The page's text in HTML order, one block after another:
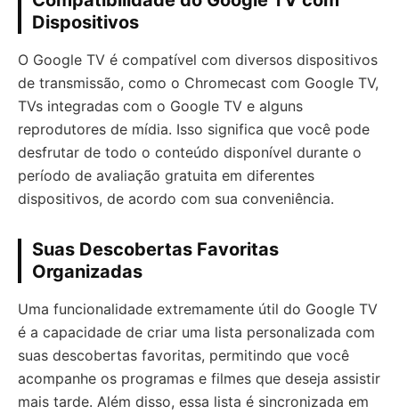
Dispositivos
O Google TV é compatível com diversos dispositivos
de transmissão, como o Chromecast com Google TV,
TVs integradas com o Google TV e alguns
reprodutores de mídia. Isso significa que você pode
desfrutar de todo o conteúdo disponível durante o
período de avaliação gratuita em diferentes
dispositivos, de acordo com sua conveniência.
Suas Descobertas Favoritas
Organizadas
Uma funcionalidade extremamente útil do Google TV
é a capacidade de criar uma lista personalizada com
suas descobertas favoritas, permitindo que você
acompanhe os programas e filmes que deseja assistir
mais tarde. Além disso, essa lista é sincronizada em